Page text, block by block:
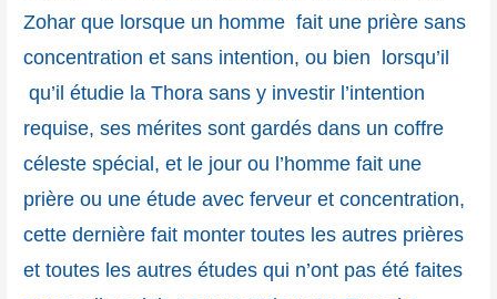
Zohar que lorsque un homme fait une prière sans
concentration et sans intention, ou bien lorsqu’il
qu’il étudie la Thora sans y investir l’intention
requise, ses mérites sont gardés dans un coffre
céleste spécial, et le jour ou l’homme fait une
prière ou une étude avec ferveur et concentration,
cette dernière fait monter toutes les autres prières
et toutes les autres études qui n’ont pas été faites